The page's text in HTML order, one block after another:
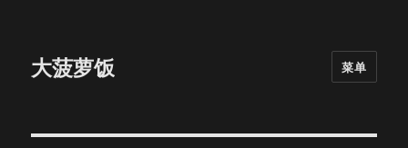
大菠萝饭 菜单